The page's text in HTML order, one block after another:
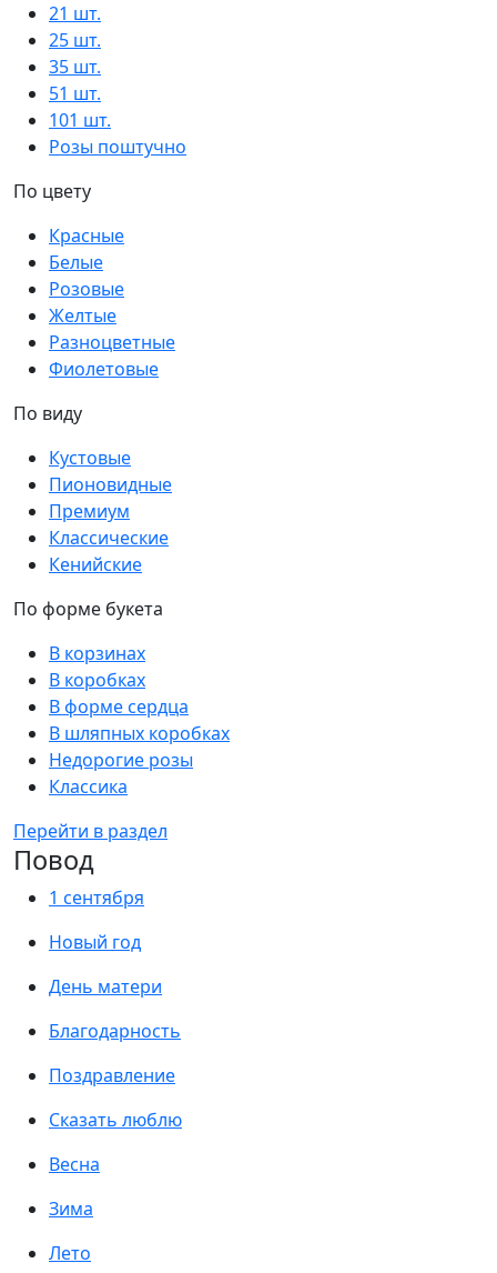
21 шт.
25 шт.
35 шт.
51 шт.
101 шт.
Розы поштучно
По цвету
Красные
Белые
Розовые
Желтые
Разноцветные
Фиолетовые
По виду
Кустовые
Пионовидные
Премиум
Классические
Кенийские
По форме букета
В корзинах
В коробках
В форме сердца
В шляпных коробках
Недорогие розы
Классика
Перейти в раздел
Повод
1 сентября
Новый год
День матери
Благодарность
Поздравление
Сказать люблю
Весна
Зима
Лето